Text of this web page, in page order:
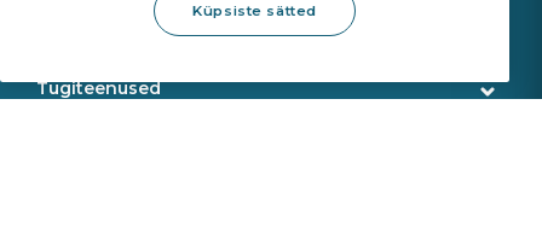
Töökoja tooted
Tugiteenused
Küpsiste sätted